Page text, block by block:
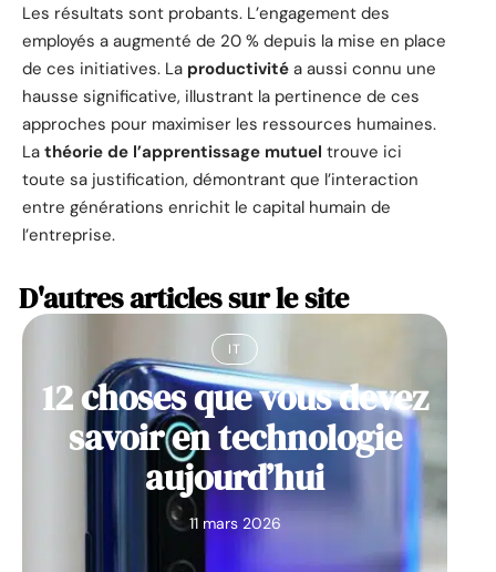
Les résultats sont probants. L’engagement des
employés a augmenté de 20 % depuis la mise en place
de ces initiatives. La productivité a aussi connu une
hausse significative, illustrant la pertinence de ces
approches pour maximiser les ressources humaines.
La théorie de l’apprentissage mutuel trouve ici
toute sa justification, démontrant que l’interaction
entre générations enrichit le capital humain de
l’entreprise.
D'autres articles sur le site
IT
12 choses que vous devez
savoir en technologie
aujourd’hui
11 mars 2026